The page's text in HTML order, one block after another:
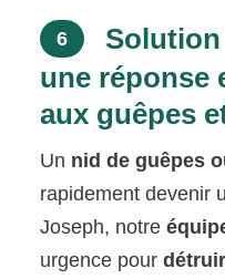
6
une réponse
aux guêpes
Un nid de guêpes
rapidement devenir
Joseph, notre
urgence pour